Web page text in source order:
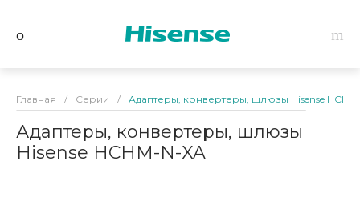
Главная / Серии / Адаптеры, конвертеры, шлюзы Hisense
Адаптеры, конвертеры, шлюзы
Hisense HCHM-N-XA